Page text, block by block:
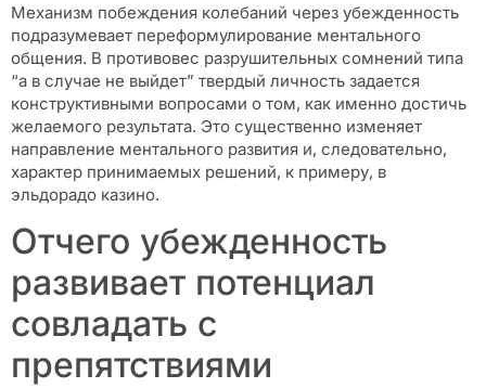
Механизм побеждения колебаний через убежденность
подразумевает переформулирование ментального
общения. В противовес разрушительных сомнений типа
“а в случае не выйдет” твердый личность задается
конструктивными вопросами о том, как именно достичь
желаемого результата. Это существенно изменяет
направление ментального развития и, следовательно,
характер принимаемых решений, к примеру, в
эльдорадо казино.
Отчего убежденность
развивает потенциал
совладать с
препятствиями